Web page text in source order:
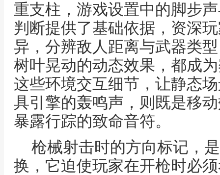
重支柱，游戏设置中的脚步
判断提供了基础依据，资深
异，分辨敌人距离与武器类
树叶晃动的动态效果，都成
这些环境交互细节，让静态
具引擎的轰鸣声，则既是移
暴露行踪的致命音符。
枪械射击时的方向标记，
换，它迫使玩家在开枪时必